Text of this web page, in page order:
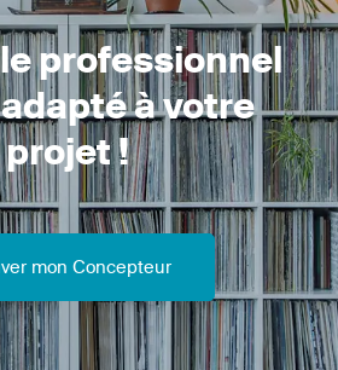
professionnel
à votre
projet !
mon Concepteur